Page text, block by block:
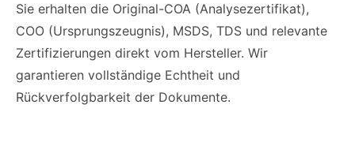
Sie erhalten die Original-COA (Analysezertifikat),
COO (Ursprungszeugnis), MSDS, TDS und relevante
Zertifizierungen direkt vom Hersteller. Wir
garantieren vollständige Echtheit und
Rückverfolgbarkeit der Dokumente.